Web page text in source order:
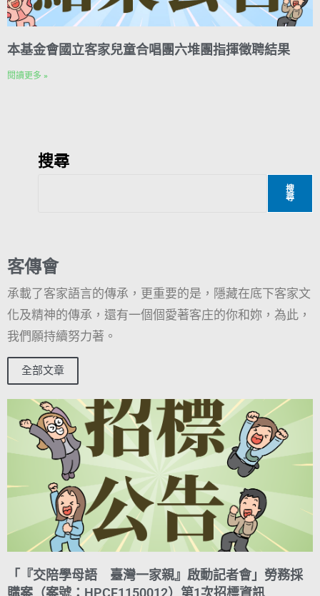
本基金會國立客家兒童合唱團六堆團指揮徵聘結果
閱讀更多 »
搜尋
搜
尋
客傳會
承載了客家語言的傳承，更重要的是，隱藏在底下客家文
化及精神的傳承，還有一個個愛著客庄的你和妳，為此，
我們願持續努力著。
全部文章
「『交陪學母語 臺灣一家親』啟動記者會」勞務採
購案（案號：HPCF1150012）第1次招標資訊